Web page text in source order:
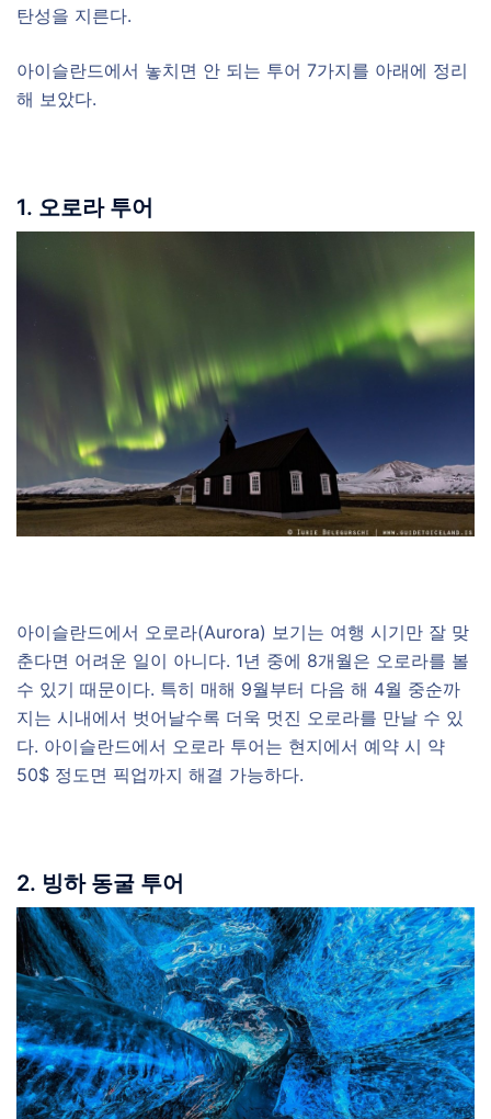
탄성을 지른다.
아이슬란드에서 놓치면 안 되는 투어 7가지를 아래에 정리
해 보았다.
1. 오로라 투어
아이슬란드에서 오로라(Aurora) 보기는 여행 시기만 잘 맞
춘다면 어려운 일이 아니다. 1년 중에 8개월은 오로라를 볼
수 있기 때문이다. 특히 매해 9월부터 다음 해 4월 중순까
지는 시내에서 벗어날수록 더욱 멋진 오로라를 만날 수 있
다. 아이슬란드에서 오로라 투어는 현지에서 예약 시 약
50$ 정도면 픽업까지 해결 가능하다.
2. 빙하 동굴 투어